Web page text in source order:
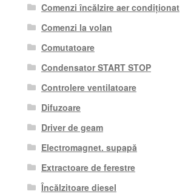
Comenzi încălzire aer condiționat
Comenzi la volan
Comutatoare
Condensator START STOP
Controlere ventilatoare
Difuzoare
Driver de geam
Electromagnet. supapă
Extractoare de ferestre
Încălzitoare diesel